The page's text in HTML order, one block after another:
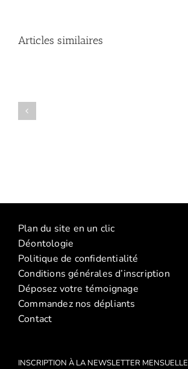
Articles similaires
La
discipline
positive
(2026)
Plan du site en un clic
Déontologie
Politique de confidentialité
Conditions générales d’inscription
Déposez votre témoignage
Commandez nos dépliants
Contact
INSCRIPTION À LA NEWSLETTER MENSUELLE